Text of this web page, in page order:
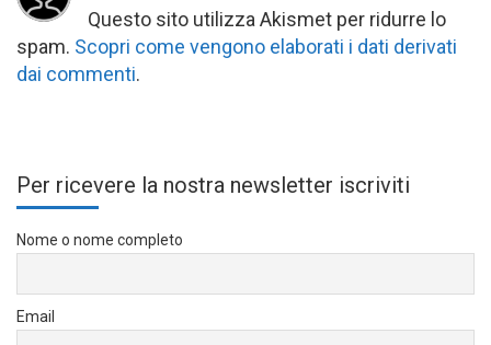
Questo sito utilizza Akismet per ridurre lo
spam. Scopri come vengono elaborati i dati derivati
dai commenti.
Per ricevere la nostra newsletter iscriviti
Nome o nome completo
Email